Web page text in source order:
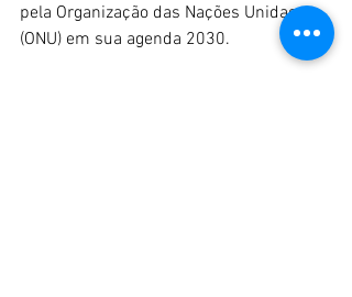
pela Organização das Nações Unidas
(ONU) em sua agenda 2030.